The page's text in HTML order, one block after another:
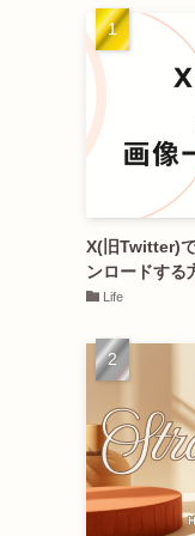
X(旧Twitter)
ンロードする
Life